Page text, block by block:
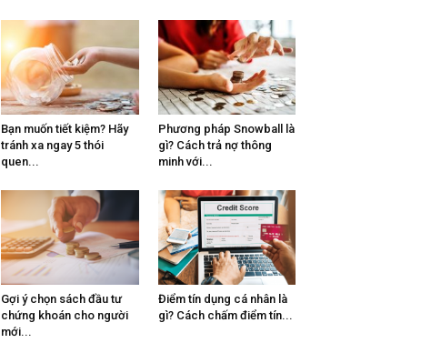
Bạn muốn tiết kiệm? Hãy
tránh xa ngay 5 thói
quen...
Phương pháp Snowball là
gì? Cách trả nợ thông
minh với...
Gợi ý chọn sách đầu tư
chứng khoán cho người
mới...
Điểm tín dụng cá nhân là
gì? Cách chấm điểm tín...